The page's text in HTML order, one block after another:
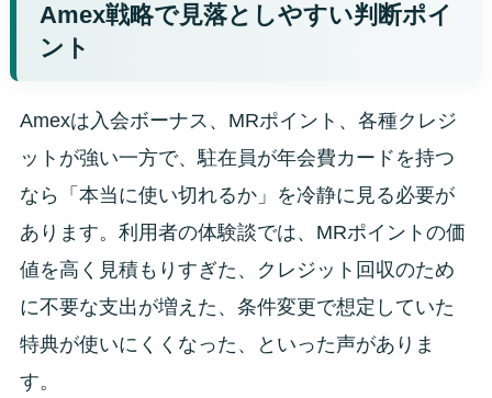
Amex戦略で見落としやすい判断ポイ
ント
Amexは入会ボーナス、MRポイント、各種クレジ
ットが強い一方で、駐在員が年会費カードを持つ
なら「本当に使い切れるか」を冷静に見る必要が
あります。利用者の体験談では、MRポイントの価
値を高く見積もりすぎた、クレジット回収のため
に不要な支出が増えた、条件変更で想定していた
特典が使いにくくなった、といった声がありま
す。